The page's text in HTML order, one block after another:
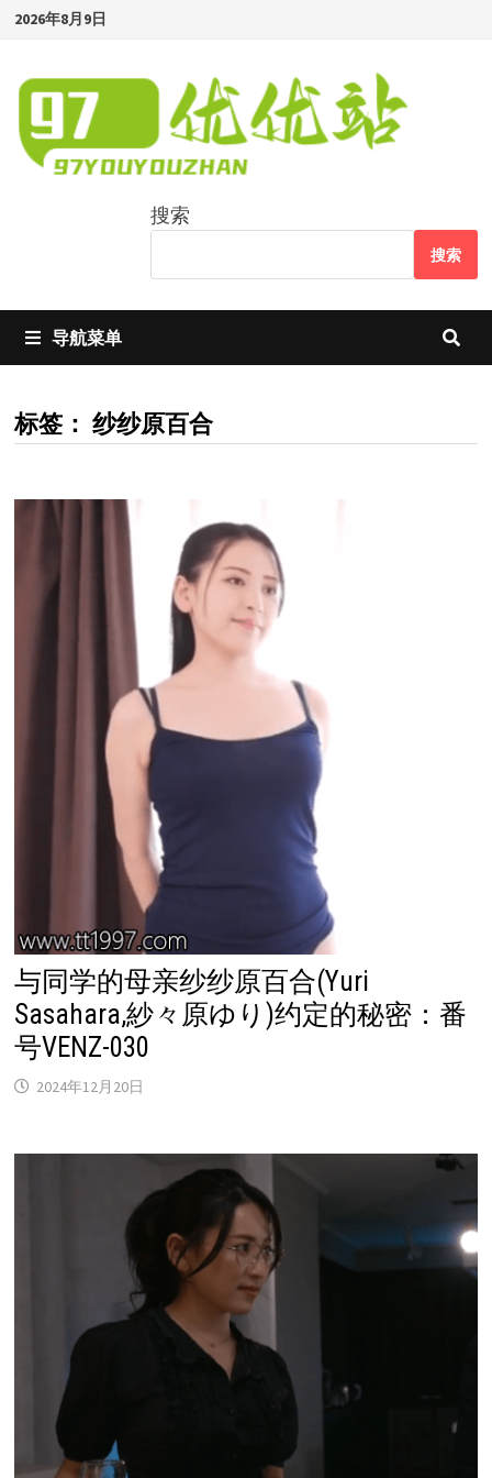
Skip
content
2026年8月9日
搜索
搜索
导航菜单
标签： 纱纱原百合
与同学的母亲纱纱原百合(Yuri
Sasahara,紗々原ゆり)约定的秘密：番
号VENZ-030
2024年12月20日